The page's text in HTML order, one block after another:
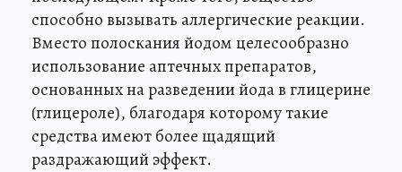
способно вызывать аллергические реакции.
Вместо полоскания йодом целесообразно
использование аптечных препаратов,
основанных на разведении йода в глицерине
(глицероле), благодаря которому такие
средства имеют более щадящий
раздражающий эффект.